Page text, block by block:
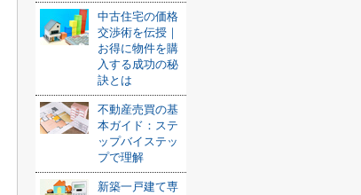
中古住宅の価格
交渉術を伝授｜
お得に物件を購
入する成功の秘
訣とは
不動産売買の基
本ガイド：ステ
ップバイステッ
プで理解
新築一戸建て専